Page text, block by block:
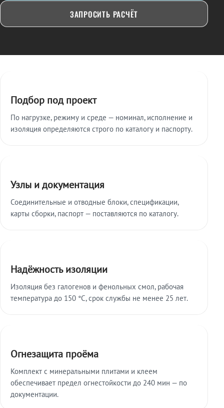
ЗАПРОСИТЬ РАСЧЁТ
Подбор под проект
По нагрузке, режиму и среде — номинал, исполнение и
изоляция определяются строго по каталогу и паспорту.
Узлы и документация
Соединительные и отводные блоки, спецификации,
карты сборки, паспорт — поставляются по каталогу.
Надёжность изоляции
Изоляция без галогенов и фенольных смол, рабочая
температура до 150 °C, срок службы не менее 25 лет.
Огнезащита проёма
Комплект с минеральными плитами и клеем
обеспечивает предел огнестойкости до 240 мин — по
документации.